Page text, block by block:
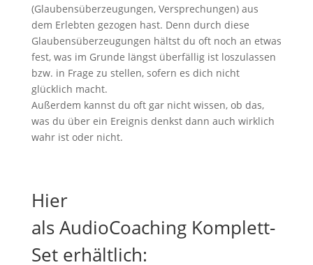
(Glaubensüberzeugungen, Versprechungen) aus
dem Erlebten gezogen hast. Denn durch diese
Glaubensüberzeugungen hältst du oft noch an etwas
fest, was im Grunde längst überfällig ist loszulassen
bzw. in Frage zu stellen, sofern es dich nicht
glücklich macht.
Außerdem kannst du oft gar nicht wissen, ob das,
was du über ein Ereignis denkst dann auch wirklich
wahr ist oder nicht.
Hier
als AudioCoaching Komplett-
Set erhältlich: